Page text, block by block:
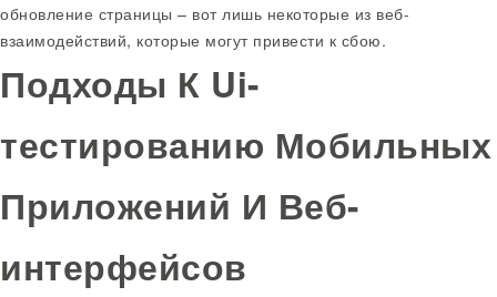
обновление страницы – вот лишь некоторые из веб-
взаимодействий, которые могут привести к сбою.
Подходы К Ui-
тестированию Мобильных
Приложений И Веб-
интерфейсов